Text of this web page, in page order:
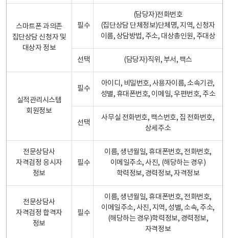
스마트폰 과의존
집단상담 신청자 및
대상자 정보
필수
(담당자)전화번호
(집단상담 단체정보)단체명, 지역, 신청자
이름, 상담방법, 주소, 대상총인원, 주대상
선택 (담당자)직위, 부서, 팩스
실적관리시스템
회원정보
필수
아이디, 비밀번호, 사용자이름, 소속기관,
성별, 휴대폰번호, 이메일, 우편번호, 주소
선택
사무실 전화번호, 팩스번호, 집 전화번호,
상세주소
전문상담사
자격검정 응시자
정보
필수
이름, 생년월일, 휴대폰번호, 전화번호,
이메일주소, 사진, (해당하는 경우)
학력정보, 경력정보, 자격정보
전문상담사
자격검정 합격자
정보
필수
이름, 생년월일, 휴대폰번호, 전화번호,
이메일주소, 사진, 지역, 성별, 소속, 주소,
(해당하는 경우)학력정보, 경력정보,
자격정보